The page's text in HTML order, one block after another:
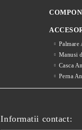
Palmare
Manusi
Casca
Perna
Informatii contact: